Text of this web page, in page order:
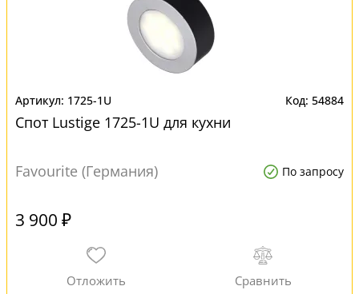
1725-1U 54884
Спот Lustige 1725-1U для кухни
Favourite (Германия) По запросу
3 900 ₽